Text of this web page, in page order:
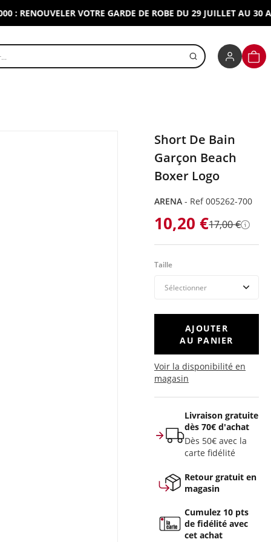
RENOUVELER VOTRE GARDE DE ROBE DU 29 JUILLET AU 30
un produit
Short De Bain
Garçon Beach
Boxer Logo
ARENA - Ref 005262-700
10,20 €17,00 €
Taille
AJOUTER
AU PANIER
Voir la disponibilité en
magasin
Livraison gratuite
dès 70€ d'achat
Dès 50€ avec la
carte fidélité
Retour gratuit en
magasin
Cumulez 10 pts
de fidélité avec
cet achat